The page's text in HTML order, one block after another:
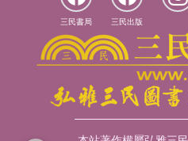
三民書局 三民出版